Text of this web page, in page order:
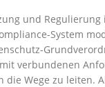
und
System
verbundenen
die Wege zu leiten.